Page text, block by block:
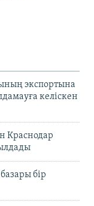
экспортына
келіскен
Краснодар
бір